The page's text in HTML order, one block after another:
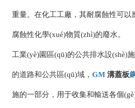
重量。在化工工廠，其耐腐蝕性可
腐蝕性化學(xué)物質(zhì)的廢水。
工業(yè)園區(qū)的公共排水設(shè)
的道路和公共區(qū)域，GM 溝蓋板
施的一部分，用于收集和輸送各個